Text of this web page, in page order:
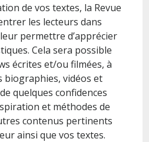
de vos textes, la Revue
les lecteurs dans
permettre d’apprécier
Cela sera possible
écrites et/ou filmées, à
biographies, vidéos et
quelques confidences
et méthodes de
contenus pertinents
ainsi que vos textes.